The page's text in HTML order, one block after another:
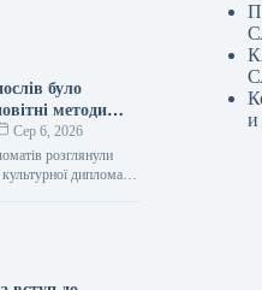
було
методи
Сер 6, 2026
розглянули
культурної дипломатії
активніше
“м’якої сили”…
и